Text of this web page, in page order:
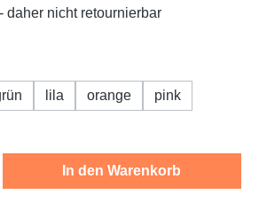
daher nicht retournierbar
lila orange
pink
Gib den gewünschten
In den Warenkorb